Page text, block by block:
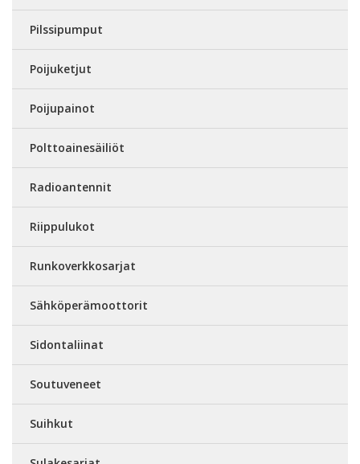
Pilssipumput
Poijuketjut
Poijupainot
Polttoainesäiliöt
Radioantennit
Riippulukot
Runkoverkkosarjat
Sähköperämoottorit
Sidontaliinat
Soutuveneet
Suihkut